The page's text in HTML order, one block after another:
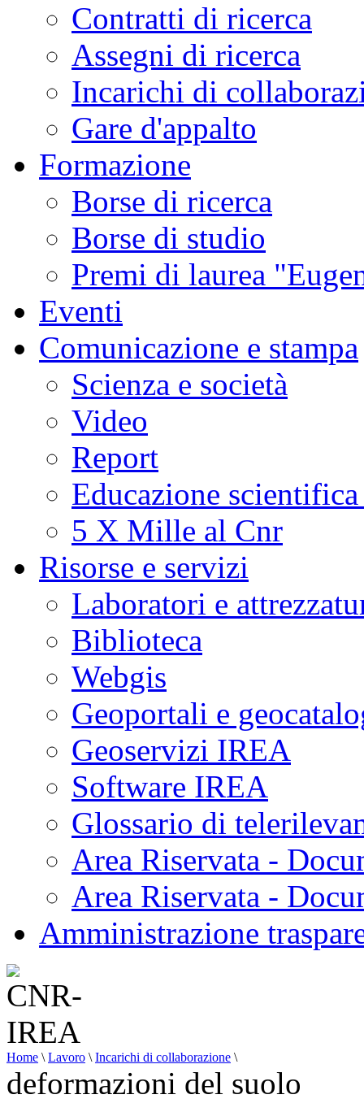
Contratti di ricerca
Assegni di ricerca
Incarichi di
Gare d'appalto
Formazione
Borse di ricerca
Borse di studio
Premi di laurea
Eventi
Comunicazione e stampa
Scienza e società
Video
Report
Educazione
5 X Mille al Cnr
Risorse e servizi
Laboratori e
Biblioteca
Webgis
Geoportali e
Geoservizi IREA
Software IREA
Glossario di
Area Riservata -
Area Riservata -
Amministrazione
Home \ Lavoro \ Incarichi di collaborazione \
deformazioni del suolo